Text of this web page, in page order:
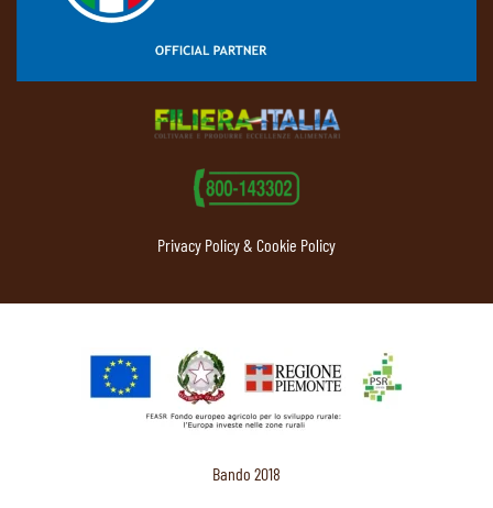
Privacy Policy & Cookie Policy
Bando 2018